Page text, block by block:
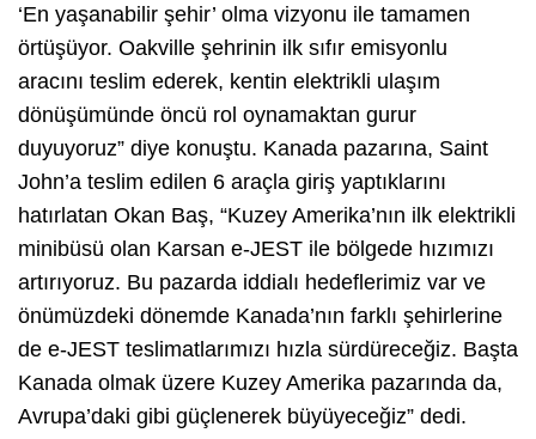
‘En yaşanabilir şehir’ olma vizyonu ile tamamen
örtüşüyor. Oakville şehrinin ilk sıfır emisyonlu
aracını teslim ederek, kentin elektrikli ulaşım
dönüşümünde öncü rol oynamaktan gurur
duyuyoruz” diye konuştu. Kanada pazarına, Saint
John’a teslim edilen 6 araçla giriş yaptıklarını
hatırlatan Okan Baş, “Kuzey Amerika’nın ilk elektrikli
minibüsü olan Karsan e-JEST ile bölgede hızımızı
artırıyoruz. Bu pazarda iddialı hedeflerimiz var ve
önümüzdeki dönemde Kanada’nın farklı şehirlerine
de e-JEST teslimatlarımızı hızla sürdüreceğiz. Başta
Kanada olmak üzere Kuzey Amerika pazarında da,
Avrupa’daki gibi güçlenerek büyüyeceğiz” dedi.